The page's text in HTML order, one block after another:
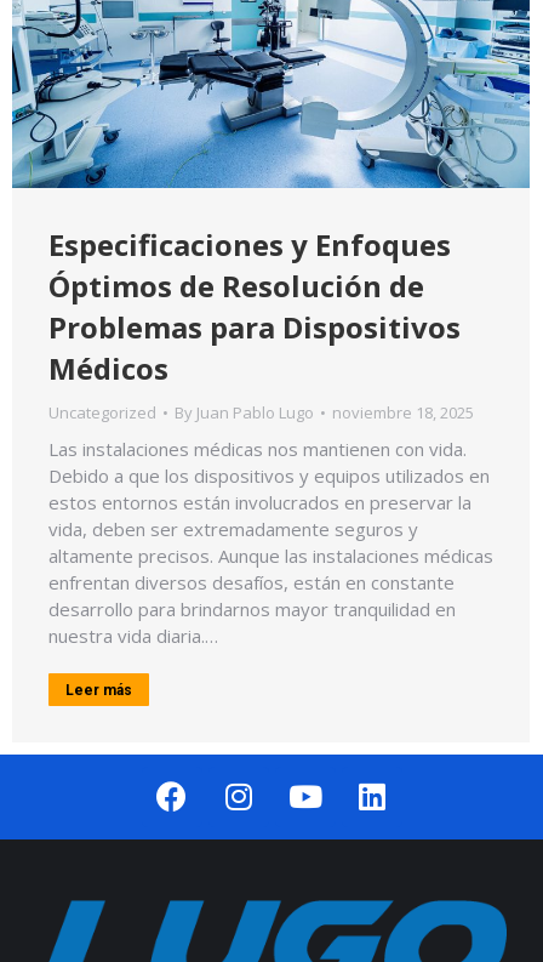
Especificaciones y Enfoques
Óptimos de Resolución de
Problemas para Dispositivos
Médicos
Uncategorized By Juan Pablo Lugo noviembre 18, 2025
Las instalaciones médicas nos mantienen con vida.
Debido a que los dispositivos y equipos utilizados en
estos entornos están involucrados en preservar la
vida, deben ser extremadamente seguros y
altamente precisos. Aunque las instalaciones médicas
enfrentan diversos desafíos, están en constante
desarrollo para brindarnos mayor tranquilidad en
nuestra vida diaria.…
Leer más